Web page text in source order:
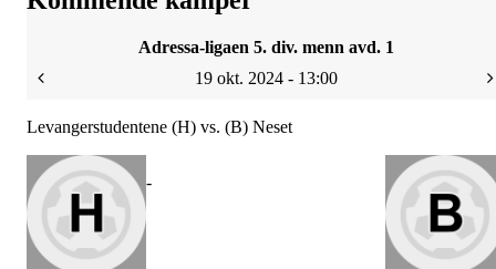
Adressa-ligaen 5. div. menn avd. 1
19 okt. 2024 - 13:00
Levangerstudentene (H) vs. (B) Neset
-